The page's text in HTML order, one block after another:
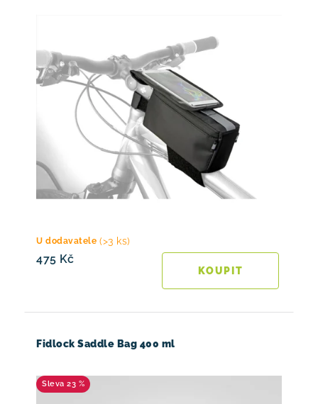
U dodavatele (>3 ks)
475 Kč
Fidlock Saddle Bag 400 ml
23 %